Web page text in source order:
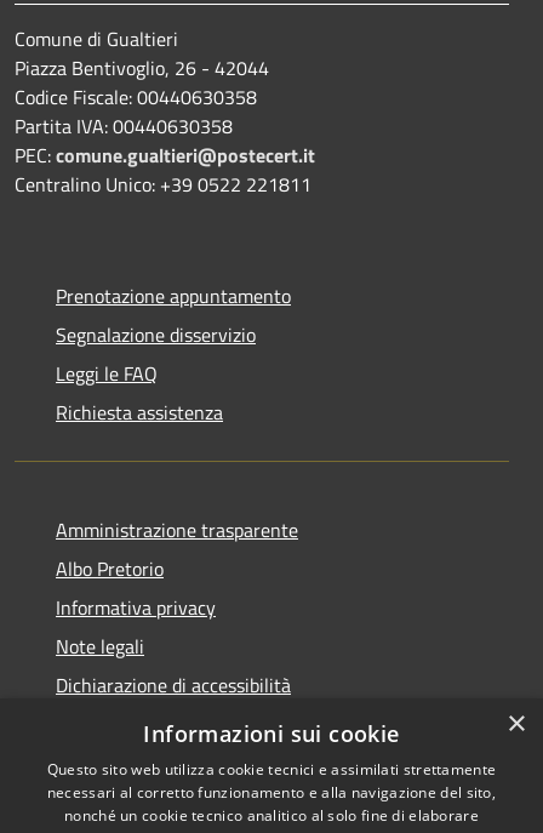
Comune di Gualtieri
Piazza Bentivoglio, 26 - 42044
Codice Fiscale: 00440630358
Partita IVA: 00440630358
PEC:comune.gualtieri@postecert.it
Centralino Unico: +39 0522 221811
Prenotazione appuntamento
Segnalazione disservizio
Leggi le FAQ
Richiesta assistenza
Amministrazione trasparente
Albo Pretorio
Informativa privacy
Note legali
Dichiarazione di accessibilità
Piano di miglioramento del sito
×
Informazioni sui cookie
Questo sito web utilizza cookie tecnici e assimilati strettamente
necessari al corretto funzionamento e alla navigazione del sito,
nonché un cookie tecnico analitico al solo fine di elaborare